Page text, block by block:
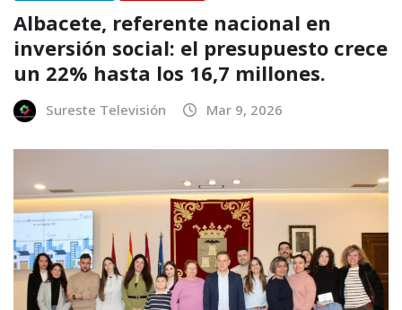
Albacete, referente nacional en
inversión social: el presupuesto crece
un 22% hasta los 16,7 millones.
Sureste Televisión Mar 9, 2026